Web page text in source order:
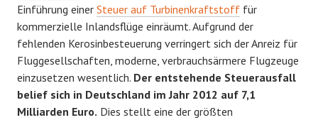
Einführung einer Steuer auf Turbinenkraftstoff für
kommerzielle Inlandsflüge einräumt. Aufgrund der
fehlenden Kerosinbesteuerung verringert sich der Anreiz für
Fluggesellschaften, moderne, verbrauchsärmere Flugzeuge
einzusetzen wesentlich. Der entstehende Steuerausfall
belief sich in Deutschland im Jahr 2012 auf 7,1
Milliarden Euro. Dies stellt eine der größten